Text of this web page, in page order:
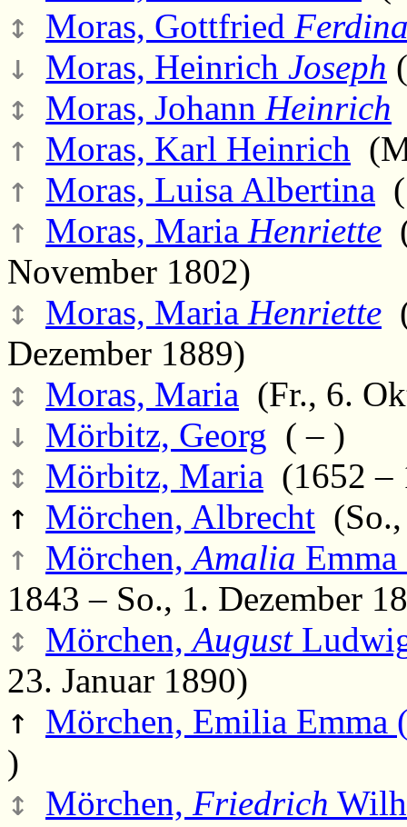
↕ Moras, Gottfried
↓ Moras, Heinrich Joseph
↕ Moras, Johann Heinrich
↑ Moras, Karl Heinrich
↑ Moras, Luisa Albertina
↑ Moras, Maria Henriette
November 1802)
↕ Moras, Maria Henriette
Dezember 1889)
↕ Moras, Maria (Fr., 6.
↓ Mörbitz, Georg ( – )
↕ Mörbitz, Maria (1652 –
↑ Mörchen, Albrecht
↑ Mörchen,Amalia
1843 – So., 1. Dezember
↕ Mörchen,August
23. Januar 1890)
↑ Mörchen, Emilia Emma
)
↕ Mörchen, Friedrich